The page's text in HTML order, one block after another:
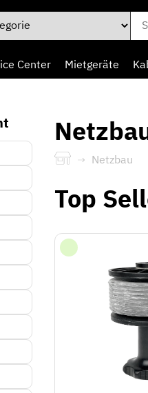
Center Mietgeräte
Netzbau
Top